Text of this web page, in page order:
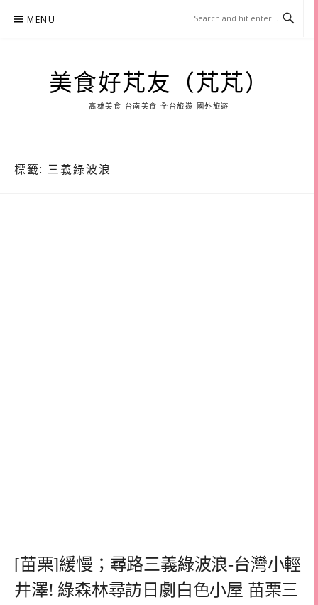
MENU
美食好芃友（芃芃）
高雄美食 台南美食 全台旅遊 國外旅遊
標籤: 三義綠波浪
[苗栗]緩慢；尋路三義綠波浪-台灣小輕
井澤! 綠森林尋訪日劇白色小屋 苗栗三